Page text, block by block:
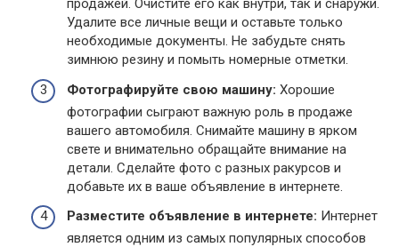
продажей. Очистите его как внутри, так и снаружи.
Удалите все личные вещи и оставьте только
необходимые документы. Не забудьте снять
зимнюю резину и помыть номерные отметки.
Фотографируйте свою машину: Хорошие
фотографии сыграют важную роль в продаже
вашего автомобиля. Снимайте машину в ярком
свете и внимательно обращайте внимание на
детали. Сделайте фото с разных ракурсов и
добавьте их в ваше объявление в интернете.
Разместите объявление в интернете: Интернет
является одним из самых популярных способов